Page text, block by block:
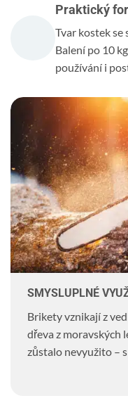
Praktický
Tvar kostek se
Balení po 10
používání i
SMYSLUPLNÉ
Brikety vznikají z
dřeva z moravských
zůstalo nevyužito –